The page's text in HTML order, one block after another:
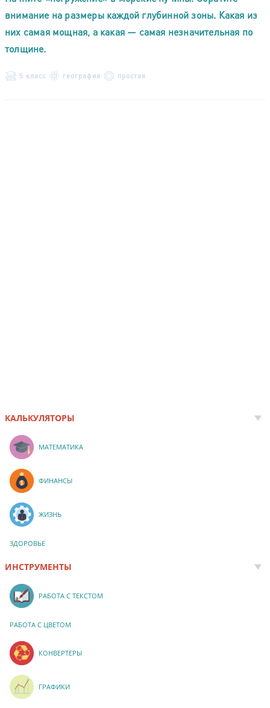
внимание на размеры каждой глубинной зоны. Какая из
них самая мощная, а какая — самая незначительная по
толщине.
5 класс география простая
КАЛЬКУЛЯТОРЫ
МАТЕМАТИКА
ФИНАНСЫ
ЖИЗНЬ
ЗДОРОВЬЕ
ИНСТРУМЕНТЫ
РАБОТА С ТЕКСТОМ
РАБОТА С ЦВЕТОМ
КОНВЕРТЕРЫ
ГРАФИКИ